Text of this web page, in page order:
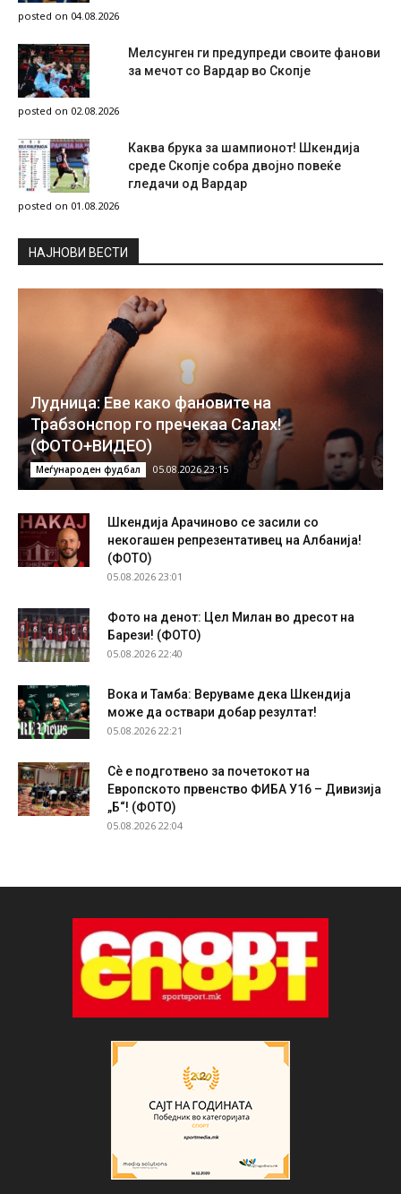
posted on 04.08.2026
Мелсунген ги предупреди своите фанови
за мечот со Вардар во Скопје
posted on 02.08.2026
Каква брука за шампионот! Шкендија
среде Скопје собра двојно повеќе
гледачи од Вардар
posted on 01.08.2026
НAЈНОВИ ВЕСТИ
Лудница: Еве како фановите на
Трабзонспор го пречекаа Салах!
(ФОТО+ВИДЕО)
Меѓународен фудбал 05.08.2026 23:15
Шкендија Арачиново се засили со
некогашен репрезентативец на Албанија!
(ФОТО)
05.08.2026 23:01
Фото на денот: Цел Милан во дресот на
Барези! (ФОТО)
05.08.2026 22:40
Вока и Тамба: Веруваме дека Шкендија
може да оствари добар резултат!
05.08.2026 22:21
Сѐ е подготвено за почетокот на
Европското првенство ФИБА У16 – Дивизија
„Б“! (ФОТО)
05.08.2026 22:04